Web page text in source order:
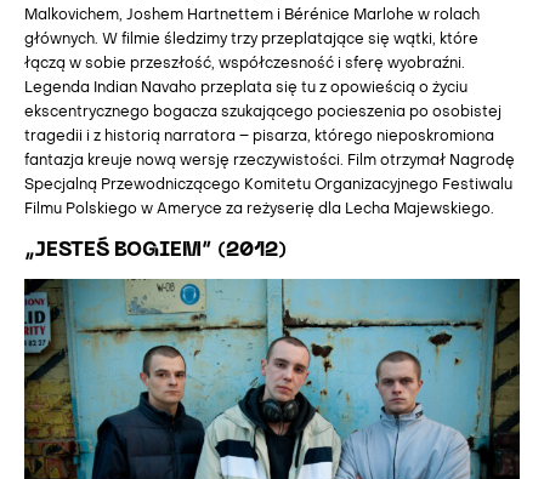
Malkovichem, Joshem Hartnettem i Bérénice Marlohe w rolach
głównych. W filmie śledzimy trzy przeplatające się wątki, które
łączą w sobie przeszłość, współczesność i sferę wyobraźni.
Legenda Indian Navaho przeplata się tu z opowieścią o życiu
ekscentrycznego bogacza szukającego pocieszenia po osobistej
tragedii i z historią narratora – pisarza, którego nieposkromiona
fantazja kreuje nową wersję rzeczywistości. Film otrzymał Nagrodę
Specjalną Przewodniczącego Komitetu Organizacyjnego Festiwalu
Filmu Polskiego w Ameryce za reżyserię dla Lecha Majewskiego.
„JESTEŚ BOGIEM” (2012)